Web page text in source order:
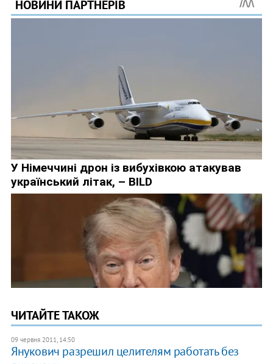
ЧИТАЙТЕ ТАКОЖ
09 червня 2011, 14:50
Янукович разрешил целителям работать без